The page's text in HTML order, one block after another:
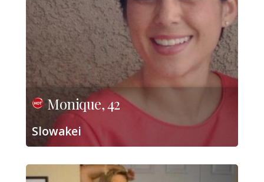
Monique, 42
Slowakei